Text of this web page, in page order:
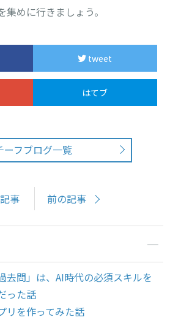
めに行きましょう。
tweet
はてブ
ーフブログ一覧
事 前の記事
去問」は、AI時代の必須スキルを
った話
リを作ってみた話